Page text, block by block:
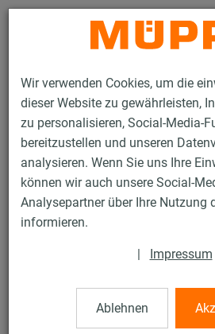
Wir verwenden Cookies, um die
dieser Website zu gewährleisten,
zu personalisieren, Social-Media-
bereitzustellen und unseren
analysieren. Wenn Sie uns Ihre
können wir auch unsere Social-
Analysepartner über Ihre Nutzung
informieren.
| Impressum
Ablehnen
Produkte Befestigungstechnik
Rohrschellen mit Schalldämmung
ISO-Schellen
Iso-Schelle DÄMMGULAST® gelb,